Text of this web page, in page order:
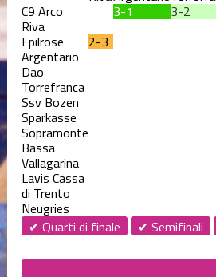
C9 Arco
Riva
3-1
3-2
Epilrose
Argentario
2-3
Dao
Torrefranca
Ssv Bozen
Sparkasse
Sopramonte
Bassa
Vallagarina
Lavis Cassa
di Trento
Neugries
✔ Quarti di finale
✔ Semifinali